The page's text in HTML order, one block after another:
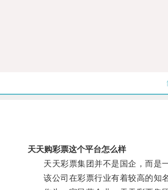
天天购彩票这个平台怎么样
天天彩票集团并不是国企，而是一
该公司在彩票行业有着较高的知名